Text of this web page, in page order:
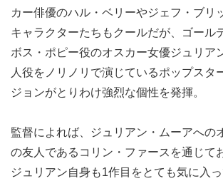
カー俳優のハル・ベリーやジェフ・ブリ
キャラクターたちもクールだが、ゴール
ボス・ポピー役のオスカー女優ジュリア
人役をノリノリで演じているポップスタ
ジョンがとりわけ強烈な個性を発揮。
監督によれば、ジュリアン・ムーアへの
の友人であるコリン・ファースを通じて
ジュリアン自身も1作目をとても気に入っ